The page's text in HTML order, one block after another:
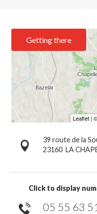
Getting there
39 route de la
23160 LA
Click to display
05 55 63 51